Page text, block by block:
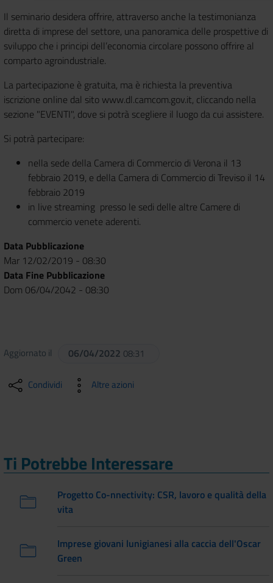
Il seminario desidera offrire, attraverso anche la testimonianza
diretta di imprese del settore, una panoramica delle prospettive di
sviluppo che i principi dell’economia circolare possono offrire al
comparto agroindustriale.
La partecipazione è gratuita, ma è richiesta la preventiva
iscrizione online dal sito www.dl.camcom.gov.it, cliccando nella
sezione "EVENTI", dove si potrà scegliere il luogo da cui assistere.
Si potrà partecipare:
nella sede della Camera di Commercio di Verona il 13
febbraio 2019, e della Camera di Commercio di Treviso il 14
febbraio 2019
in live streaming presso le sedi delle altre Camere di
commercio venete aderenti.
Data Pubblicazione
Mar 12/02/2019 - 08:30
Data Fine Pubblicazione
Dom 06/04/2042 - 08:30
Aggiornato il 06/04/2022 08:31
Condividi Altre azioni
Ti Potrebbe Interessare
Progetto Co-nnectivity: CSR, lavoro e qualità della
vita
Imprese giovani lunigianesi alla caccia dell'Oscar
Green